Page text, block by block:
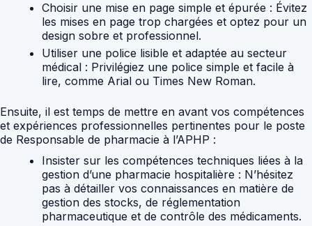
Choisir une mise en page simple et épurée : Évitez
les mises en page trop chargées et optez pour un
design sobre et professionnel.
Utiliser une police lisible et adaptée au secteur
médical : Privilégiez une police simple et facile à
lire, comme Arial ou Times New Roman.
Ensuite, il est temps de mettre en avant vos compétences
et expériences professionnelles pertinentes pour le poste
de Responsable de pharmacie à l’APHP :
Insister sur les compétences techniques liées à la
gestion d’une pharmacie hospitalière : N’hésitez
pas à détailler vos connaissances en matière de
gestion des stocks, de réglementation
pharmaceutique et de contrôle des médicaments.